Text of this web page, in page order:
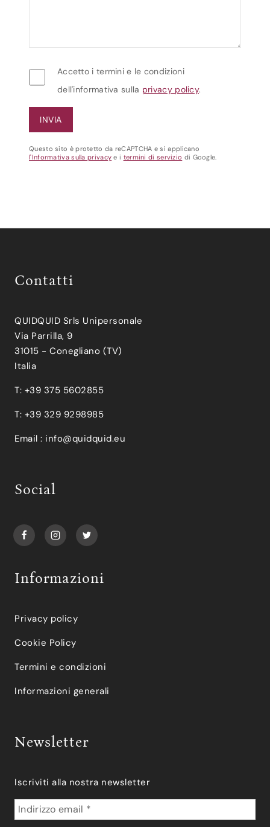
Accetto i termini e le condizioni
dell'informativa sulla privacy policy.
Questo sito è protetto da reCAPTCHA e si applicano
l'Informativa sulla privacy e i termini di servizio di Google.
Contatti
QUIDQUID Srls Unipersonale
Via Parrilla, 9
31015 - Conegliano (TV)
Italia
T: +39 375 5602855
T: +39 329 9298985
Email : info@quidquid.eu
Social
Informazioni
Privacy policy
Cookie Policy
Termini e condizioni
Informazioni generali
Newsletter
Iscriviti alla nostra newsletter